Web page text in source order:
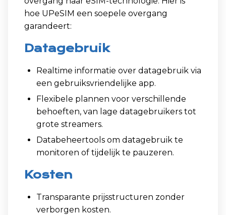
hoe UPeSIM een soepele overgang
garandeert:
Datagebruik
Realtime informatie over datagebruik via
een gebruiksvriendelijke app.
Flexibele plannen voor verschillende
behoeften, van lage datagebruikers tot
grote streamers.
Databeheertools om datagebruik te
monitoren of tijdelijk te pauzeren.
Kosten
Transparante prijsstructuren zonder
verborgen kosten.